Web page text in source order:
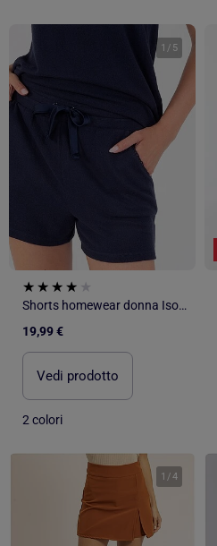
1 / 5
Shorts homewear donna Isotoner
19,99 €
Vedi prodotto
2 colori
1 /4